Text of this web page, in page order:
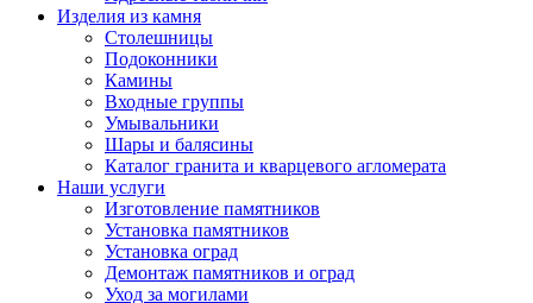
Изделия из камня
Столешницы
Подоконники
Камины
Входные группы
Умывальники
Шары и балясины
Каталог гранита и кварцевого агломерата
Наши услуги
Изготовление памятников
Установка памятников
Установка оград
Демонтаж памятников и оград
Уход за могилами